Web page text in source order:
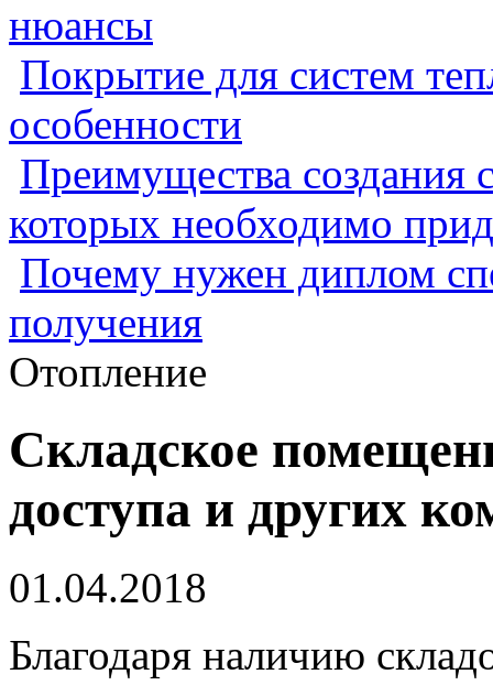
нюансы
Покрытие для систем
особенности
Преимущества создания
которых необходимо
Почему нужен диплом
получения
Отопление
Складское
доступа и других
01.04.2018
Благодаря наличию